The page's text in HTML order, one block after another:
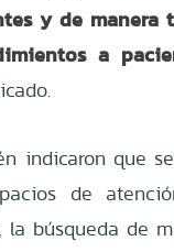
y de manera
a
indicaron que
de
la búsqueda de